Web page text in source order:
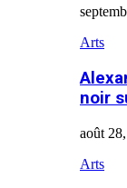
Arts
noir
août
Arts